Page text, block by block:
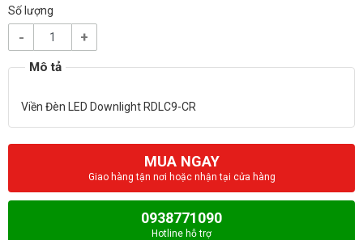
Số lượng
- +
MUA NGAY
Giao hàng tận nơi hoặc nhận tại cửa hàng
0938771090
Hotline hỗ trợ